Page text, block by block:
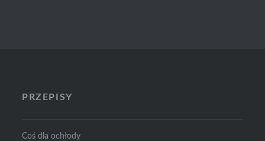
PRZEPISY
Coś dla ochłody